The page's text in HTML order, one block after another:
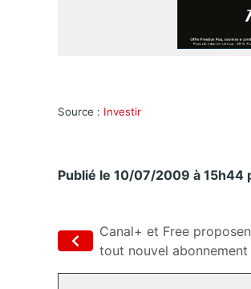
Source : Investir
Publié le 10/07/2009 à 15h44
Canal+ et Free
tout nouvel abonnement